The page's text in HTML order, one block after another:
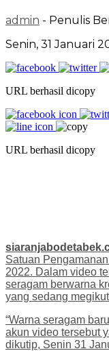
admin - Penulis
Senin, 31 Januari
URL berhasil dicopy
URL berhasil dicopy
Satuan
2022. Dalam video
seragam berwarna
yang sedang
“Warna seragam
akun video tersebut
dikutip, Senin 31